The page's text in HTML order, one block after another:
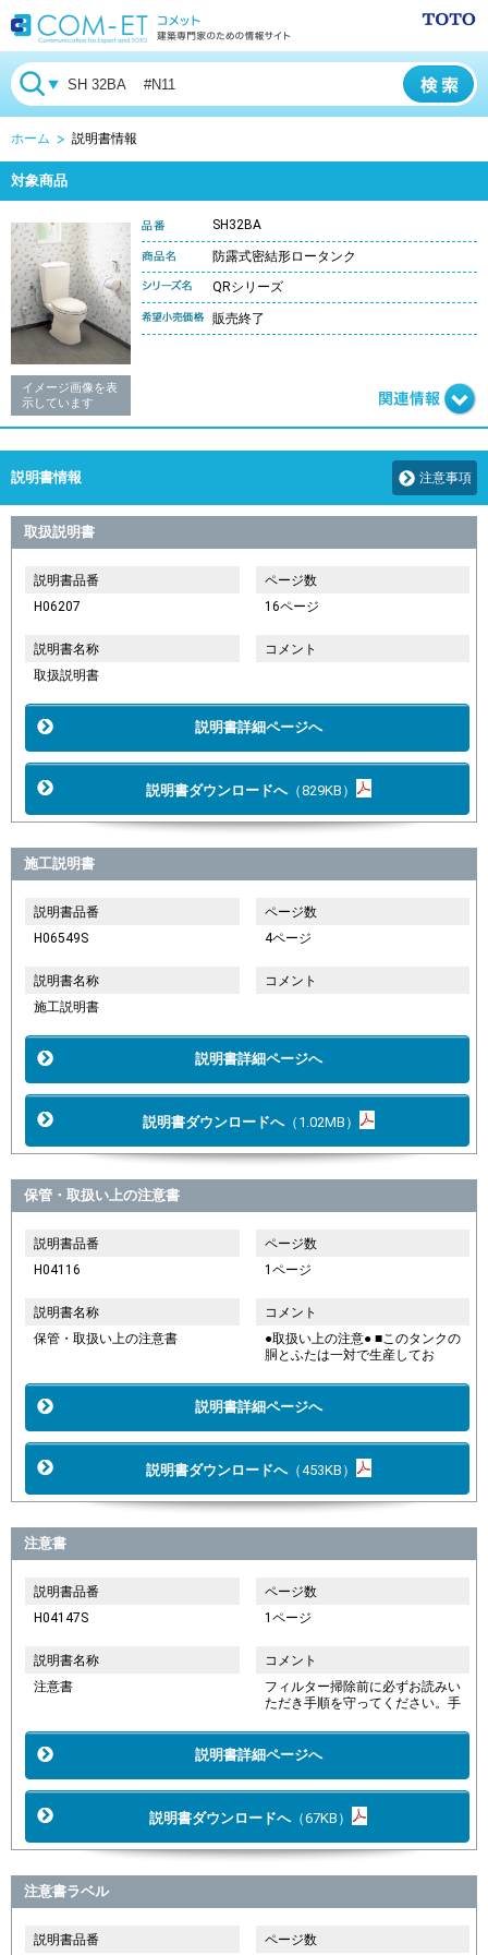
ホーム 説明書情報
対象商品
イメージ画像を表
示しています
SH32BA
防露式密結形ロータンク
QRシリーズ
販売終了
説明書情報 注意事項
取扱説明書
説明書品番
H06207
ページ数
16ページ
説明書名称
取扱説明書
コメント
説明書詳細ページへ
説明書ダウンロードへ（829KB）
施工説明書
説明書品番
H06549S
ページ数
4ページ
説明書名称
施工説明書
コメント
説明書詳細ページへ
説明書ダウンロードへ（1.02MB）
保管・取扱い上の注意書
説明書品番
H04116
ページ数
1ページ
説明書名称
保管・取扱い上の注意書
コメント
●取扱い上の注意● ■このタンクの
胴とふたは一対で生産してお
説明書詳細ページへ
説明書ダウンロードへ（453KB）
注意書
説明書品番
H04147S
ページ数
1ページ
説明書名称
注意書
コメント
フィルター掃除前に必ずお読みい
ただき手順を守ってください。手
説明書詳細ページへ
説明書ダウンロードへ（67KB）
注意書ラベル
説明書品番 ページ数